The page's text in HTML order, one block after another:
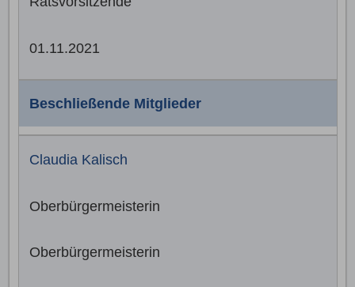
01.11.2021
Beschließende Mitglieder
Claudia Kalisch
Oberbürgermeisterin
Oberbürgermeisterin